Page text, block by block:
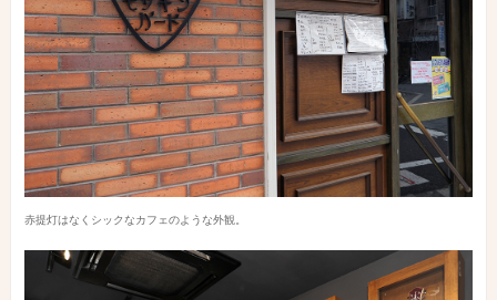
赤提灯はなくシックなカフェのような外観。